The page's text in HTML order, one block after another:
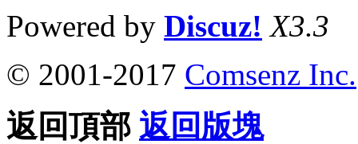
Powered by Discuz! X3.3
© 2001-2017 Comsenz Inc.
返回頂部 返回版塊